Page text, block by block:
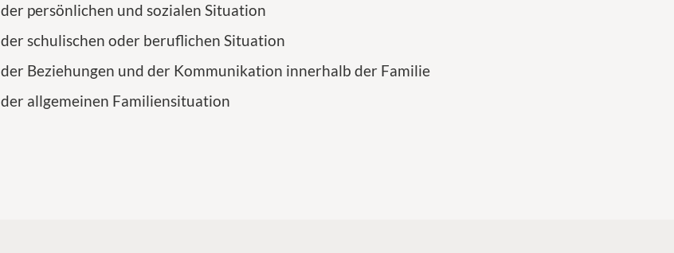
der persönlichen und sozialen Situation
der schulischen oder beruflichen Situation
der Beziehungen und der Kommunikation innerhalb der Familie
der allgemeinen Familiensituation